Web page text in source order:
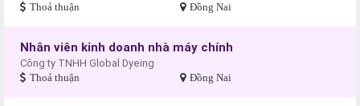
Thoả thuận Đồng Nai
Nhân viên kinh doanh nhà máy chính
Công ty TNHH Global Dyeing
Thoả thuận Đồng Nai